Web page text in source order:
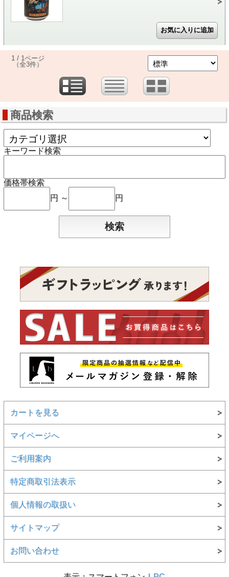
1 / 1ページ
（全3件）
商品検索
キーワード検索
価格帯検索
円 ～
円
カートを見る
マイページへ
ご利用案内
特定商取引法表示
個人情報の取扱い
サイトマップ
お問い合わせ